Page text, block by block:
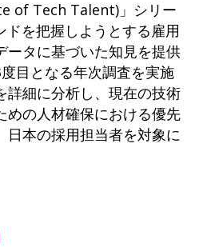
of Tech Talent)」シリー
ドを把握しようとする雇用
ータに基づいた知見を提供
目となる年次調査を実施
詳細に分析し、現在の技術
めの人材確保における優先
日本の採用担当者を対象に